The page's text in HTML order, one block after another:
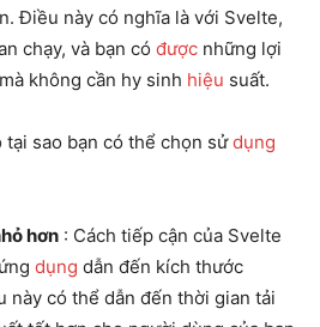
Điều này có nghĩa là với Svelte,
chạy, và bạn có được những lợi
mà không cần hy sinh hiệu suất.
sao bạn có thể chọn sửdụng
hơn : Cách tiếp cận của Svelte
dụng dẫn đến kích thước
này có thể dẫn đến thời gian tải